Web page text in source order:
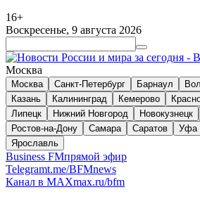
16+
Воскресенье, 9 августа 2026
Москва
Москва Санкт-Петербург Барнаул
Казань
Калининград Кемерово
Липецк
Нижний Новгород Новокузнецк
Ростов-на-Дону
Самара Саратов Уфа
Ярославль
Business FMпрямой эфир
Telegramt.me/BFMnews
Канал в MAXmax.ru/bfm